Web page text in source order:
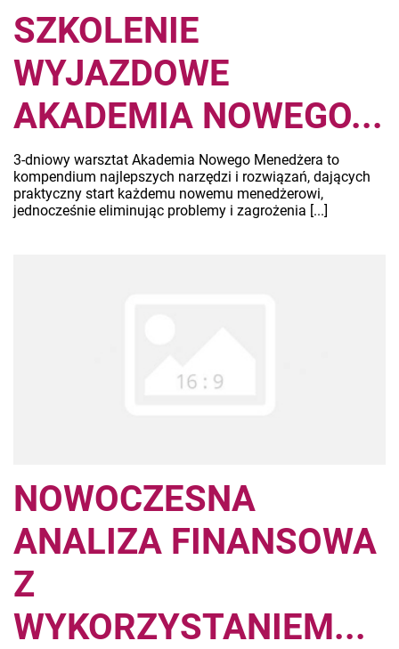
SZKOLENIE
WYJAZDOWE
AKADEMIA NOWEGO...
3-dniowy warsztat Akademia Nowego Menedżera to
kompendium najlepszych narzędzi i rozwiązań, dających
praktyczny start każdemu nowemu menedżerowi,
jednocześnie eliminując problemy i zagrożenia [...]
NOWOCZESNA
ANALIZA FINANSOWA
Z
WYKORZYSTANIEM...